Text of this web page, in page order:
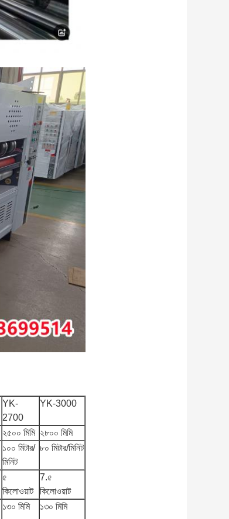
YK-
2700
YK-3000
২৫০০ মিমি ২৮০০ মিমি
১০০ মিটার/
মিনিট
৮০ মিটার/মিনিট
৫
কিলোওয়াট
7.৫
কিলোওয়াট
১৩০ মিমি ১৩০ মিমি